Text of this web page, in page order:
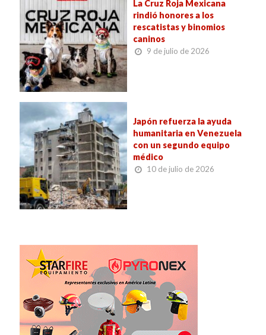
La Cruz Roja Mexicana
rindió honores a los
rescatistas y binomios
caninos
9 de julio de 2026
Japón refuerza la ayuda
humanitaria en Venezuela
con un segundo equipo
médico
10 de julio de 2026